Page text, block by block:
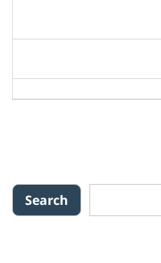
Search